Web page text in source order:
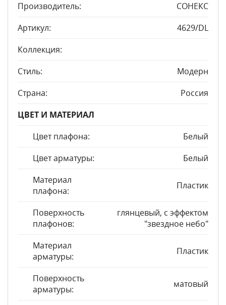
Производитель:
СОНЕКС
Артикул:
4629/DL
Коллекция:
Стиль:
Модерн
Страна:
Россия
ЦВЕТ И МАТЕРИАЛ
Цвет плафона:
Белый
Цвет арматуры:
Белый
Материал
плафона:
Пластик
Поверхность
плафонов:
глянцевый, с эффектом
"звездное небо"
Материал
арматуры:
Пластик
Поверхность
арматуры:
матовый